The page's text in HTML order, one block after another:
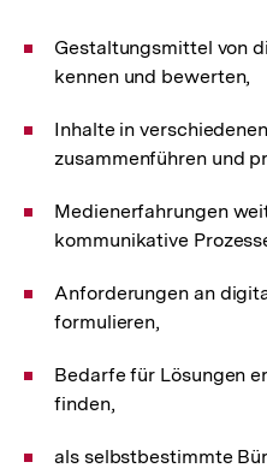
Gestaltungsmittel von
kennen und bewerten,
Inhalte in
zusammenführen und
Medienerfahrungen
kommunikative
Anforderungen an
formulieren,
Bedarfe für Lösungen
finden,
als selbstbestimmte